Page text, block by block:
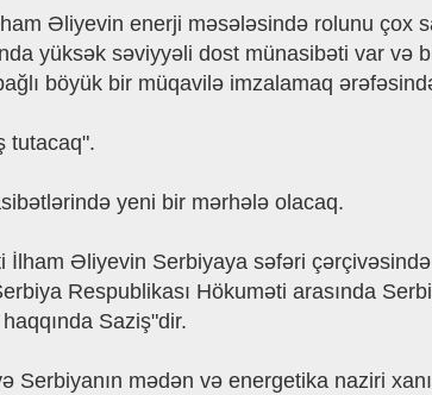
Əliyevin enerji məsələsində rolunu çox
yüksək səviyyəli dost münasibəti var və
böyük bir müqavilə imzalamaq
tutacaq".
yeni bir mərhələ olacaq.
İlham Əliyevin Serbiyaya səfəri
Respublikası Hökuməti arasında
Saziş"dir.
Serbiyanın mədən və energetika naziri